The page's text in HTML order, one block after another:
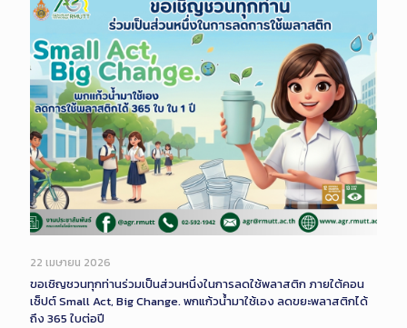
22 เมษายน 2026
ขอเชิญชวนทุกท่านร่วมเป็นส่วนหนึ่งในการลดใช้พลาสติก ภายใต้คอน
เซ็ปต์ Small Act, Big Change. พกแก้วน้ำมาใช้เอง ลดขยะพลาสติกได้
ถึง 365 ใบต่อปี